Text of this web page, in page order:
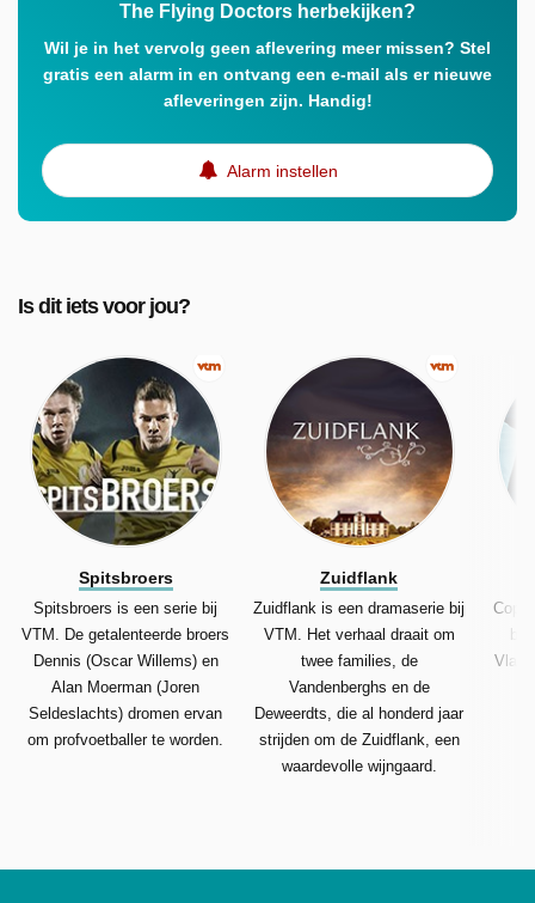
The Flying Doctors herbekijken?
Wil je in het vervolg geen aflevering meer missen? Stel
gratis een alarm in en ontvang een e-mail als er nieuwe
afleveringen zijn. Handig!
Alarm instellen
Is dit iets voor jou?
Spitsbroers
Spitsbroers is een serie bij
VTM. De getalenteerde broers
Dennis (Oscar Willems) en
Alan Moerman (Joren
Seldeslachts) dromen ervan
om profvoetballer te worden.
Zuidflank
Zuidflank is een dramaserie bij
VTM. Het verhaal draait om
twee families, de
Vandenberghs en de
Deweerdts, die al honderd jaar
strijden om de Zuidflank, een
waardevolle wijngaard.
bij